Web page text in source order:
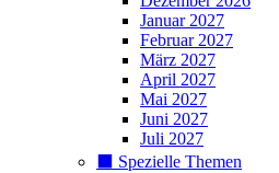
Januar 2027
Februar 2027
März 2027
April 2027
Mai 2027
Juni 2027
Juli 2027
⬛️ Spezielle Themen